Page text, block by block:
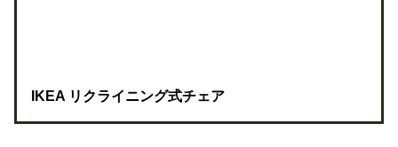
IKEA リクライニング式チェア